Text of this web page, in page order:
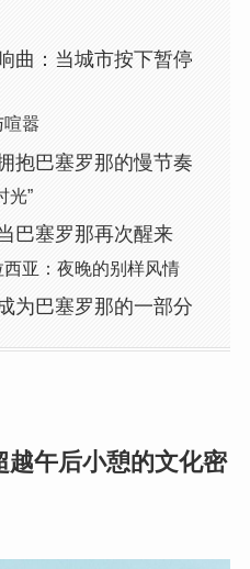
曲：当城市按下暂停
喧嚣
抱巴塞罗那的慢节奏
光”
巴塞罗那再次醒来
西亚：夜晚的别样风情
为巴塞罗那的一部分
越午后小憩的文化密